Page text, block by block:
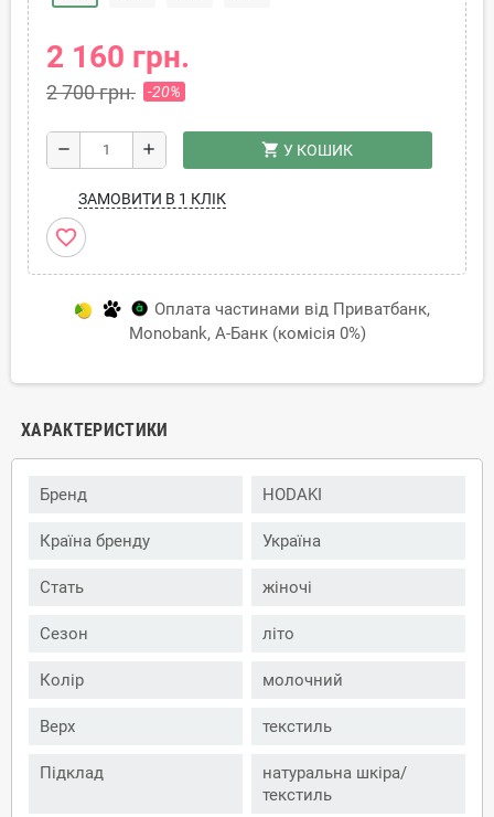
2 160 грн.
2 700 грн. -20%
remove add shopping_cart У КОШИК
ЗАМОВИТИ В 1 КЛІК
favorite_border
Оплата частинами від Приватбанк,
Monobank, А-Банк (комісія 0%)
ХАРАКТЕРИСТИКИ
Бренд HODAKI
Країна бренду Україна
Стать жіночі
Сезон літо
Колір молочний
Верх текстиль
Підклад
натуральна шкіра/
текстиль